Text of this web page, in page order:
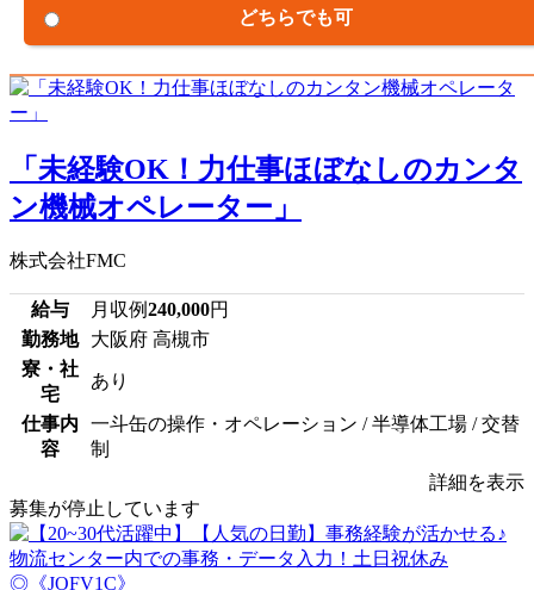
どちらでも可
「未経験OK！力仕事ほぼなしのカンタ
ン機械オペレーター」
株式会社FMC
給与 月収例240,000円
勤務地
大阪府 高槻市
寮・社
宅
あり
仕事内
容
一斗缶の操作・オペレーション / 半導体工場 / 交替
制
詳細を表示
募集が停止しています